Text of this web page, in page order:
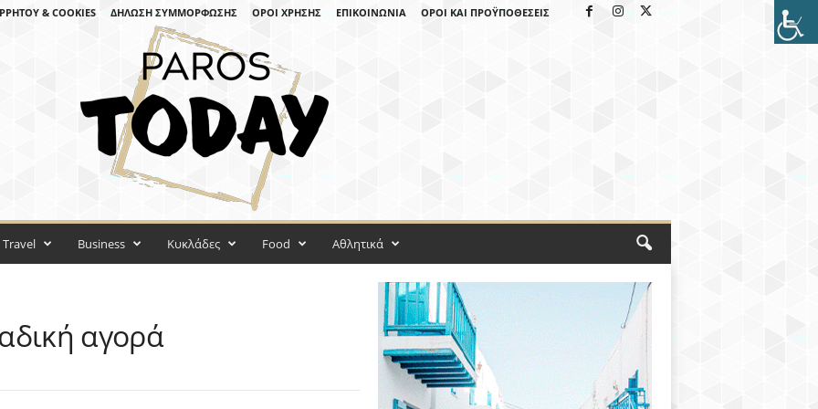
& COOKIES ΔΉΛΩΣΗ ΣΥΜΜΌΡΦΩΣΗΣ ΌΡΟΙ ΧΡΉΣΗΣ ΕΠΙΚΟΙΝΩΝΊΑ ΌΡΟΙ ΚΑΙ ΠΡΟΫΠΟΘΈΣΕΙΣ
Travel Business Κυκλάδες Food Αθλητικά
αγορά